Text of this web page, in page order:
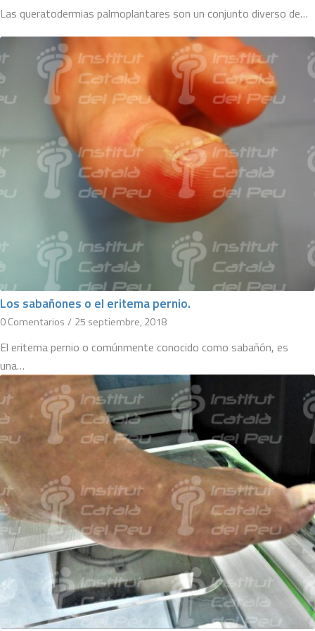
Las queratodermias palmoplantares son un conjunto diverso de…
Los sabañones o el eritema pernio.
0 Comentarios / 25 septiembre, 2018
El eritema pernio o comúnmente conocido como sabañón, es
una…